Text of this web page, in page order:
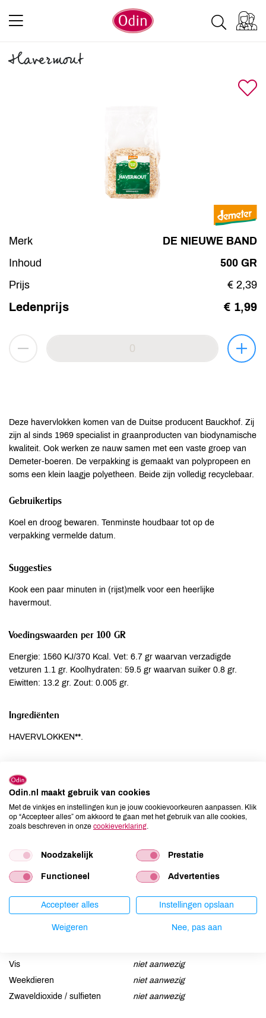
Havermout
Merk
DE NIEUWE BAND
Inhoud
500 GR
Prijs
€ 2,39
Ledenprijs € 1,99
Deze havervlokken komen van de Duitse producent Bauckhof. Zij
zijn al sinds 1969 specialist in graanproducten van biodynamische
kwaliteit. Ook werken ze nauw samen met een vaste groep van
Demeter-boeren. De verpakking is gemaakt van polypropeen en
soms een klein laagje polyetheen. Beide zijn volledig recyclebaar.
Gebruikertips
Koel en droog bewaren. Tenminste houdbaar tot op de
verpakking vermelde datum.
Suggesties
Kook een paar minuten in (rijst)melk voor een heerlijke
havermout.
Voedingswaarden per 100 GR
Energie: 1560 KJ/370 Kcal. Vet: 6.7 gr waarvan verzadigde
vetzuren 1.1 gr. Koolhydraten: 59.5 gr waarvan suiker 0.8 gr.
Eiwitten: 13.2 gr. Zout: 0.005 gr.
Ingrediënten
HAVERVLOKKEN**.
Aardnoten
niet aanwezig
Ei
niet aanwezig
Gluten
aanwezig
Lupine
kan bevatten
Mosterd
kan bevatten
Schaaldieren
niet aanwezig
Selderij
niet aanwezig
niet aanwezig
Vis
niet aanwezig
Weekdieren
niet aanwezig
Zwaveldioxide / sulfieten
niet aanwezig
Odin.nl maakt gebruik van cookies
Met de vinkjes en instellingen kun je jouw cookievoorkeuren aanpassen. Klik
op “Accepteer alles” om akkoord te gaan met het gebruik van alle cookies,
zoals beschreven in onze cookieverklaring
Noodzakelijk Prestatie
Functioneel Advertenties
Accepteer alles Instellingen opslaan
Weigeren Nee, pas aan